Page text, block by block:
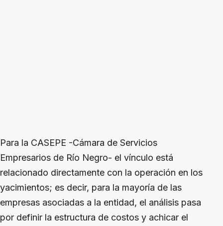
Para la CASEPE -Cámara de Servicios
Empresarios de Río Negro- el vínculo está
relacionado directamente con la operación en los
yacimientos; es decir, para la mayoría de las
empresas asociadas a la entidad, el análisis pasa
por definir la estructura de costos y achicar el